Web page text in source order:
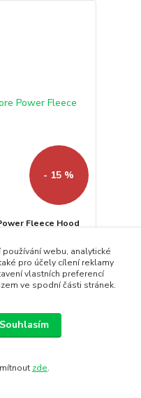
- 15 %
Fleece Hood
Skladem
webu, analytické
pro účely cílení reklamy
vlastních preferencí
ve spodní části stránek.
Souhlasím
zde.